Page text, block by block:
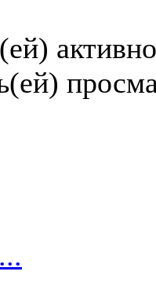
активно